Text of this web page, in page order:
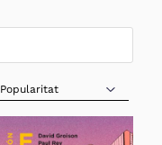
Sort Products